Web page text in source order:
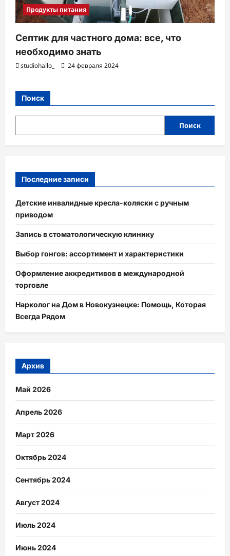
Продукты питания
Септик для частного дома: все, что
необходимо знать
studiohallo_ 24 февраля 2024
Поиск
Поиск
Последние записи
Детские инвалидные кресла-коляски с ручным
приводом
Запись в стоматологическую клинику
Выбор гонгов: ассортимент и характеристики
Оформление аккредитивов в международной
торговле
Нарколог на Дом в Новокузнецке: Помощь, Которая
Всегда Рядом
Архив
Май 2026
Апрель 2026
Март 2026
Октябрь 2024
Сентябрь 2024
Август 2024
Июль 2024
Июнь 2024